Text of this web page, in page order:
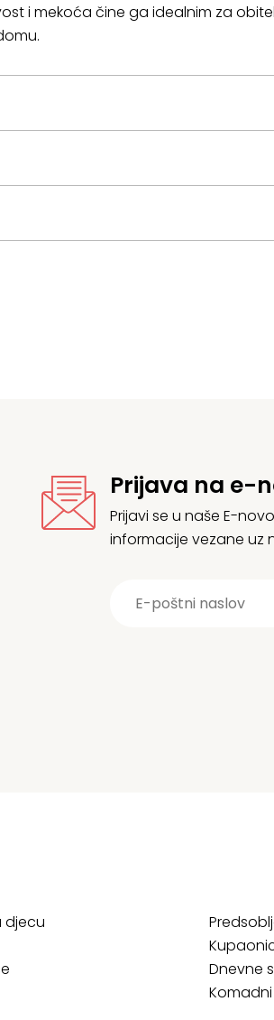
i mekoća čine ga idealnim za
Prijava na e-
Prijavi se u naše E-
informacije vezane uz
djecu
Dnevne